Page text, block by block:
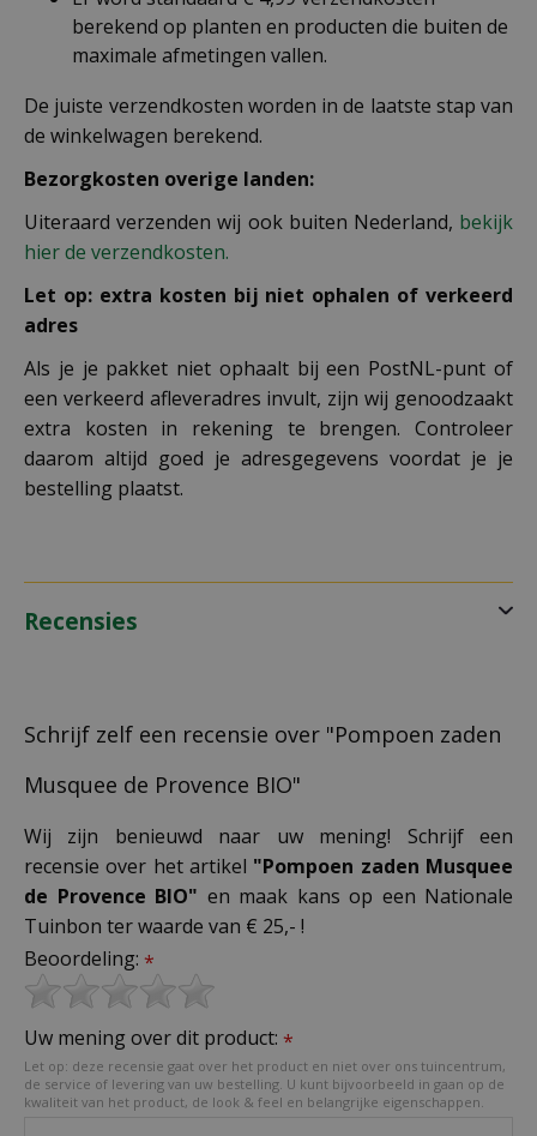
berekend op planten en producten die buiten de
maximale afmetingen vallen.
De juiste verzendkosten worden in de laatste stap van
de winkelwagen berekend.
Bezorgkosten overige landen:
Uiteraard verzenden wij ook buiten Nederland, bekijk
hier de verzendkosten.
Let op: extra kosten bij niet ophalen of verkeerd
adres
Als je je pakket niet ophaalt bij een PostNL-punt of
een verkeerd afleveradres invult, zijn wij genoodzaakt
extra kosten in rekening te brengen. Controleer
daarom altijd goed je adresgegevens voordat je je
bestelling plaatst.
Recensies
Schrijf zelf een recensie over "Pompoen zaden
Musquee de Provence BIO"
Wij zijn benieuwd naar uw mening! Schrijf een
recensie over het artikel "Pompoen zaden Musquee
de Provence BIO" en maak kans op een Nationale
Tuinbon ter waarde van € 25,- !
Beoordeling: *
Uw mening over dit product: *
Let op: deze recensie gaat over het product en niet over ons tuincentrum,
de service of levering van uw bestelling. U kunt bijvoorbeeld in gaan op de
kwaliteit van het product, de look & feel en belangrijke eigenschappen.